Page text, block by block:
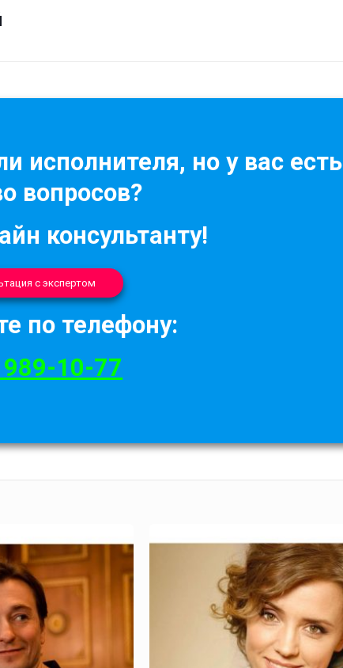
исполнителя, но у вас есть
вопросов?
консультанту!
с экспертом
по телефону:
10-77